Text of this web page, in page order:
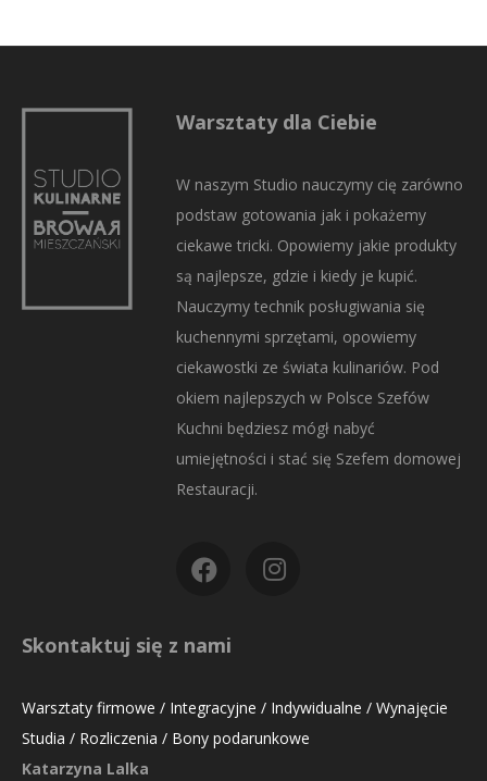
Warsztaty dla Ciebie
W naszym Studio nauczymy cię zarówno
podstaw gotowania jak i pokażemy
ciekawe tricki. Opowiemy jakie produkty
są najlepsze, gdzie i kiedy je kupić.
Nauczymy technik posługiwania się
kuchennymi sprzętami, opowiemy
ciekawostki ze świata kulinariów. Pod
okiem najlepszych w Polsce Szefów
Kuchni będziesz mógł nabyć
umiejętności i stać się Szefem domowej
Restauracji.
Skontaktuj się z nami
Warsztaty firmowe / Integracyjne / Indywidualne / Wynajęcie
Studia / Rozliczenia / Bony podarunkowe
Katarzyna Lalka